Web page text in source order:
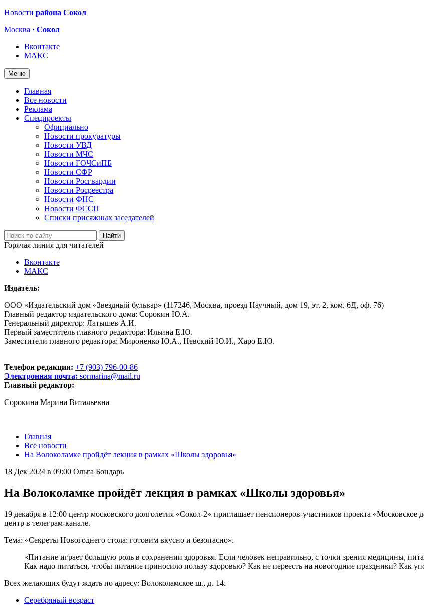
Новости района Сокол
Москва · Сокол
Вконтакте
МАКС
Меню
Главная
Все новости
Реклама
Спецпроекты
Официально
Новости прокуратуры
Новости УВД
Новости МЧС
Новости ГОЧСиПБ
Новости СФР
Новости Росгвардии
Новости Росреестра
Новости ФНС
Новости ФССП
Списки присяжных заседателей
Горячая линия для читателей
Вконтакте
МАКС
Издатель:
ООО «Издательский дом «Звездный бульвар» (117246, Москва, проезд Научный, дом 19, эт. 2, ком. 6Д, оф. 76)
Главный редактор издательского дома: Сорокин Ю.А.
Генеральный директор: Латышев А.И.
Первый заместитель главного редактора: Ильина Е.Ю.
Заместители главного редактора: Мироненко Ю.А., Невский Ю.И., Харо Е.Ю.
Телефон редакции: +7 (903) 796-00-86
Электронная почта: sormarina@mail.ru
Главный редактор:
Сорокина Марина Витальевна
Главная
Все новости
На Волоколамке пройдёт лекция в рамках «Школы здоровья»
18 Дек 2024 в 09:00 Ольга Бондарь
На Волоколамке пройдёт лекция в рамках «Школы здоровья»
19 декабря в 12:00 центр московского долголетия «Сокол-2» приглашает пенсионеров-участников проекта
центр в телеграм-канале.
Тема: «Секреты Новогоднего стола: готовим вкусно и безопасно».
«Питание играет большую роль в сохранении здоровья. Если человек неправильно, с точки зрения медицины,
Как надо питаться, чтобы питание приносило пользу здоровью? Как не переесть на новогодние праздники? Как
Всех желающих будут ждать по адресу: Волоколамское ш., д. 14.
Серебряный возраст